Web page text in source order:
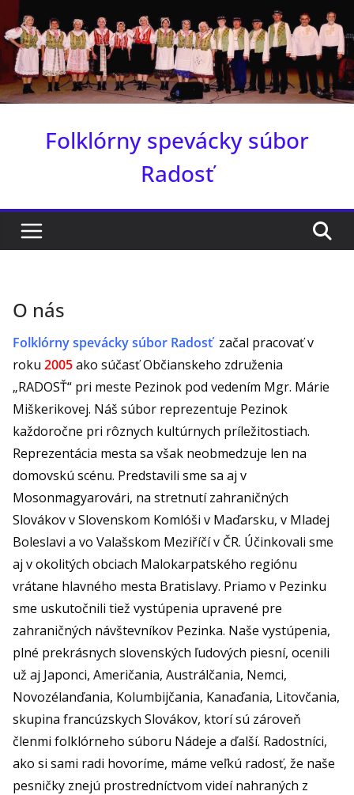
to
content
Folklórny spevácky súbor
Radosť
O nás
Folklórny spevácky súbor Radosť začal pracovať v
roku 2005ako súčasť Občianskeho združenia
„RADOSŤ“ pri meste Pezinok pod vedením Mgr. Márie
Miškerikovej. Náš súbor reprezentuje Pezinok
každoročne pri rôznych kultúrnych príležitostiach.
Reprezentácia mesta sa však neobmedzuje len na
domovskú scénu. Predstavili sme sa aj v
Mosonmagyarovári, na stretnutí zahraničných
Slovákov v Slovenskom Komlóši v Maďarsku, v Mladej
Boleslavi a vo Valašskom Meziříčí v ČR. Účinkovali sme
aj v okolitých obciach Malokarpatského regiónu
vrátane hlavného mesta Bratislavy. Priamo v Pezinku
sme uskutočnili tiež vystúpenia upravené pre
zahraničných návštevníkov Pezinka. Naše vystúpenia,
plné prekrásnych slovenských ľudových piesní, ocenili
už aj Japonci, Američania, Austrálčania, Nemci,
Novozélanďania, Kolumbijčania, Kanaďania, Litovčania,
skupina francúzskych Slovákov, ktorí sú zároveň
členmi folklórneho súboru Nádeje a ďalší. Radostníci,
ako si sami radi hovoríme, máme veľkú radosť, že naše
pesničky znejú prostredníctvom videí nahraných z